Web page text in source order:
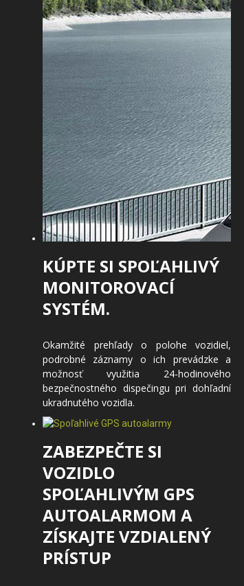
KÚPTE SI SPOĽAHLIVÝ
MONITOROVACÍ
SYSTÉM.
Okamžité prehľady o polohe vozidiel,
podrobné záznamy o ich prevádzke a
možnosť využitia 24-hodinového
bezpečnostného dispečingu pri dohľadní
ukradnutého vozidla.
ZABEZPEČTE SI
VOZIDLO
SPOĽAHLIVÝM GPS
AUTOALARMOM A
ZÍSKAJTE VZDIALENÝ
PRÍSTUP